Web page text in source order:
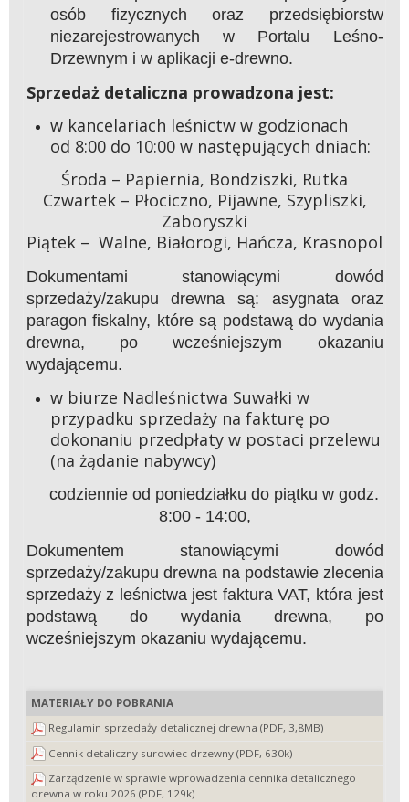
osób fizycznych oraz przedsiębiorstw
niezarejestrowanych w Portalu Leśno-
Drzewnym i w aplikacji e-drewno.
Sprzedaż detaliczna prowadzona jest:
w kancelariach leśnictw w godzionach
od 8:00 do 10:00 w następujących dniach:
Środa – Papiernia, Bondziszki, Rutka
Czwartek – Płociczno, Pijawne, Szypliszki,
Zaboryszki
Piątek – Walne, Białorogi, Hańcza, Krasnopol
Dokumentami stanowiącymi dowód
sprzedaży/zakupu drewna są: asygnata oraz
paragon fiskalny, które są podstawą do wydania
drewna, po wcześniejszym okazaniu
wydającemu.
w biurze Nadleśnictwa Suwałki w
przypadku sprzedaży na fakturę po
dokonaniu przedpłaty w postaci przelewu
(na żądanie nabywcy)
codziennie od poniedziałku do piątku w godz.
8:00 - 14:00,
Dokumentem stanowiącymi dowód
sprzedaży/zakupu drewna na podstawie zlecenia
sprzedaży z leśnictwa jest faktura VAT, która jest
podstawą do wydania drewna, po
wcześniejszym okazaniu wydającemu.
MATERIAŁY DO POBRANIA
Regulamin sprzedaży detalicznej drewna (PDF, 3,8MB)
Cennik detaliczny surowiec drzewny (PDF, 630k)
Zarządzenie w sprawie wprowadzenia cennika detalicznego
drewna w roku 2026 (PDF, 129k)